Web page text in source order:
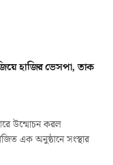
হাজির ভেসপা, তাক
উন্মোচন করল
এক অনুষ্ঠানে সংস্থার